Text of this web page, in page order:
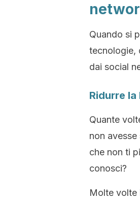
Quando si
tecnologie,
dai social
Ridurre la
Quante
non
che non ti
conosci?
Molte volte